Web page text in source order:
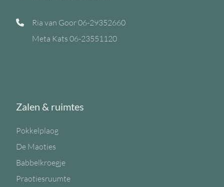
Ria van Goor06-29352660
Meta Kats 06-23551120
Zalen & ruimtes
Pokkelplaog
De Maoties
Babbelkroegje
Praotiesruumte